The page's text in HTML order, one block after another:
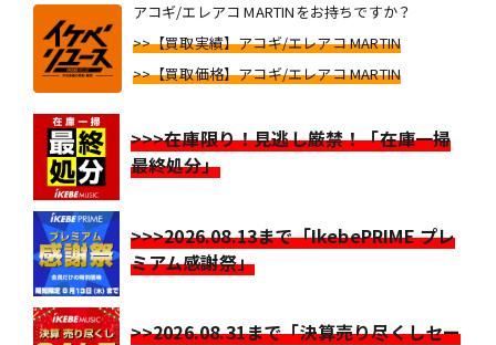
アコギ/エレアコ MARTINをお持ちですか？
>>【買取実績】アコギ/エレアコ MARTIN
>>【買取価格】アコギ/エレアコ MARTIN
>>>在庫限り！見逃し厳禁！「在庫一掃
最終処分」
>>>2026.08.13まで「IkebePRIME プレ
ミアム感謝祭」
>>2026.08.31まで「決算売り尽くしセー